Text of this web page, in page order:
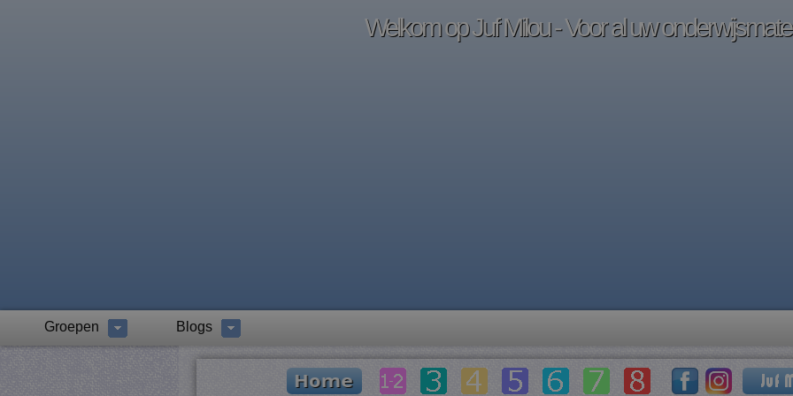
Welkom op Juf Milou - Voor al uw
Groepen Blogs